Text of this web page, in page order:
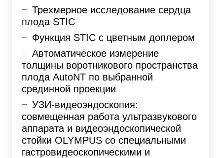
Трехмерное исследование сердца
плода STIC
Функция STIC с цветным доплером
Автоматическое измерение
толщины воротникового пространства
плода AutoNT по выбранной
срединной проекции
УЗИ-видеоэндоскопия:
совмещенная работа ультразвукового
аппарата и видеоэндоскопической
стойки OLYMPUS со специальными
гастровидеоскопическими и